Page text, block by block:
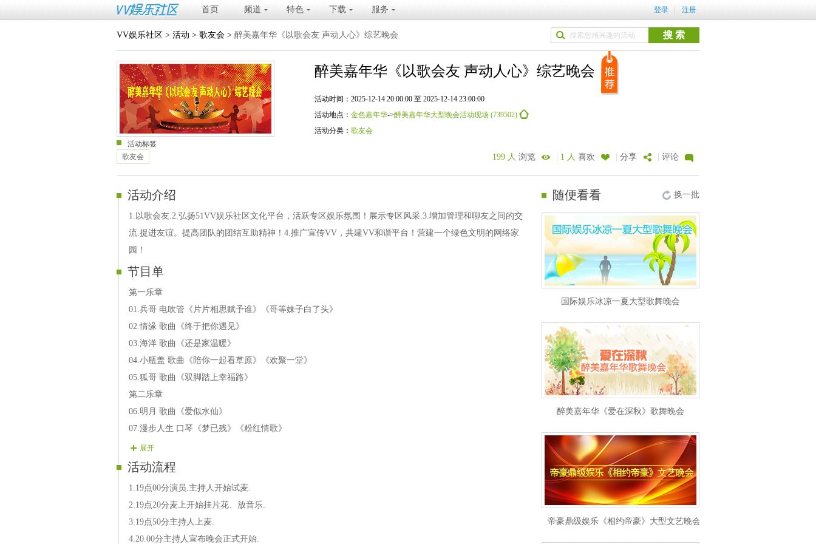
首页 频道 特色 下载 服务 登录 注册
VV娱乐社区 > 活动 > 歌友会 > 醉美嘉年华《以歌会友 声动人心》综艺晚会
醉美嘉年华《以歌会友 声动人心》综艺晚会
活动时间：2025-12-14 20:00:00 至 2025-12-14 23:00:00
活动地点： 金色嘉年华->醉美嘉年华大型晚会活动现场 (739502)
活动分类： 歌友会
活动标签
歌友会
199 人 浏览 | 1 人 喜欢 | 分享 | 评论
活动介绍
1.以歌会友.2.弘扬51VV娱乐社区文化平台，活跃专区娱乐氛围！展示专区风采.3.增加管理和聊友之间的交
流.捉进友谊。提高团队的团结互助精神！4.推广宣传VV，共建VV和谐平台！营建一个绿色文明的网络家
园！
节目单
第一乐章
01.兵哥 电吹管《片片相思赋予谁》《哥等妹子白了头》
02.情缘 歌曲《终于把你遇见》
03.海洋 歌曲《还是家温暖》
04.小瓶盖 歌曲《陪你一起看草原》《欢聚一堂》
05.狐哥 歌曲《双脚踏上幸福路》
第二乐章
06.明月 歌曲《爱似水仙》
07.漫步人生 口琴《梦已残》《粉红情歌》
08.荷花 歌曲《阿尔斯楞的眼睛》《爱在天地间》
09.天语 歌曲《情深深雨濛濛》《好想好想》
展开
活动流程
1.19点00分演员.主持人开始试麦.
2.19点20分麦上开始挂片花、放音乐.
3.19点50分主持人上麦.
4.20.00分主持人宣布晚会正式开始.
随便看看 换一批
国际娱乐冰凉一夏大型歌舞晚会
醉美嘉年华《爱在深秋》歌舞晚会
帝豪鼎级娱乐《相约帝豪》大型文艺晚会